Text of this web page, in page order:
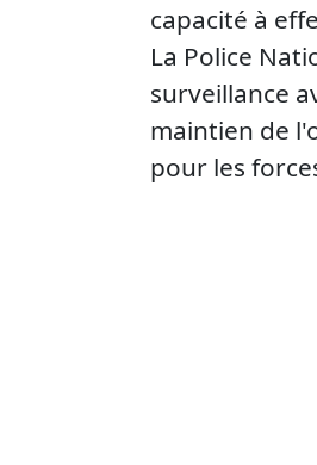
capacité à
La Police
surveillance
maintien de
pour les